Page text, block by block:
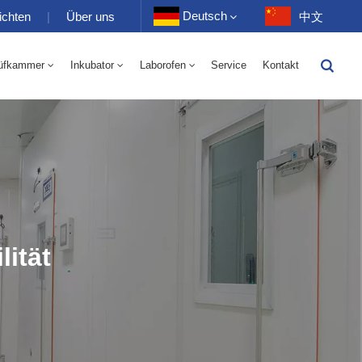
| Über uns Deutsch
Français
Português
中文
Inkubator Laborofen Service Kontakt